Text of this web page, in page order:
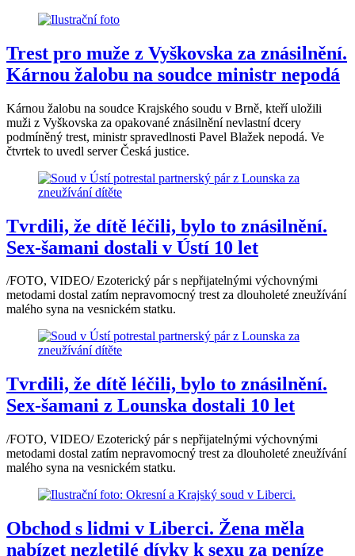
Trest pro muže z Vyškovska za znásilnění.
Kárnou žalobu na soudce ministr nepodá
Kárnou žalobu na soudce Krajského soudu v Brně, kteří uložili
muži z Vyškovska za opakované znásilnění nevlastní dcery
podmíněný trest, ministr spravedlnosti Pavel Blažek nepodá. Ve
čtvrtek to uvedl server Česká justice.
Tvrdili, že dítě léčili, bylo to znásilnění.
Sex-šamani dostali v Ústí 10 let
/FOTO, VIDEO/ Ezoterický pár s nepřijatelnými výchovnými
metodami dostal zatím nepravomocný trest za dlouholeté zneužívání
malého syna na vesnickém statku.
Tvrdili, že dítě léčili, bylo to znásilnění.
Sex-šamani z Lounska dostali 10 let
/FOTO, VIDEO/ Ezoterický pár s nepřijatelnými výchovnými
metodami dostal zatím nepravomocný trest za dlouholeté zneužívání
malého syna na vesnickém statku.
Obchod s lidmi v Liberci. Žena měla
nabízet nezletilé dívky k sexu za peníze